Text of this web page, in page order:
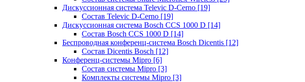
Дискуссионная система Televic D-Cerno [19]
Состав Televic D-Cerno [19]
Дискуссионная система Bosch CCS 1000 D [14]
Состав Bosch CCS 1000 D [14]
Беспроводная конференц-система Bosch Dicentis [12]
Состав Dicentis Bosch [12]
Конференц-системы Mipro [6]
Состав системы Mipro [3]
Комплекты системы Mipro [3]